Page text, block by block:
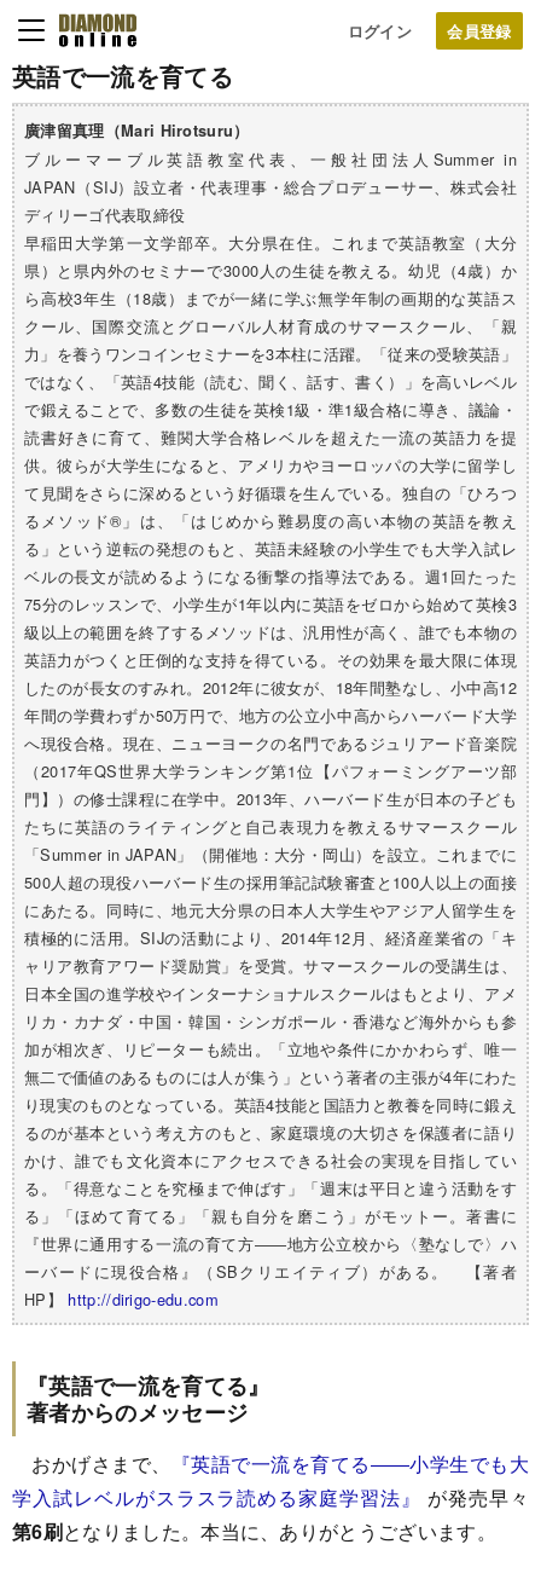
ログイン
英語で一流を育てる
廣津留真理（Mari Hirotsuru）
ブルーマーブル英語教室代表、一般社団法人Summer in
JAPAN（SIJ）設立者・代表理事・総合プロデューサー、株式会社
ディリーゴ代表取締役
早稲田大学第一文学部卒。大分県在住。これまで英語教室（大分
県）と県内外のセミナーで3000人の生徒を教える。幼児（4歳）か
ら高校3年生（18歳）までが一緒に学ぶ無学年制の画期的な英語ス
クール、国際交流とグローバル人材育成のサマースクール、「親
力」を養うワンコインセミナーを3本柱に活躍。「従来の受験英語」
ではなく、「英語4技能（読む、聞く、話す、書く）」を高いレベル
で鍛えることで、多数の生徒を英検1級・準1級合格に導き、議論・
読書好きに育て、難関大学合格レベルを超えた一流の英語力を提
供。彼らが大学生になると、アメリカやヨーロッパの大学に留学し
て見聞をさらに深めるという好循環を生んでいる。独自の「ひろつ
るメソッド®」は、「はじめから難易度の高い本物の英語を教え
る」という逆転の発想のもと、英語未経験の小学生でも大学入試レ
ベルの長文が読めるようになる衝撃の指導法である。週1回たった
75分のレッスンで、小学生が1年以内に英語をゼロから始めて英検3
級以上の範囲を終了するメソッドは、汎用性が高く、誰でも本物の
英語力がつくと圧倒的な支持を得ている。その効果を最大限に体現
したのが長女のすみれ。2012年に彼女が、18年間塾なし、小中高12
年間の学費わずか50万円で、地方の公立小中高からハーバード大学
へ現役合格。現在、ニューヨークの名門であるジュリアード音楽院
（2017年QS世界大学ランキング第1位【パフォーミングアーツ部
門】）の修士課程に在学中。2013年、ハーバード生が日本の子ども
たちに英語のライティングと自己表現力を教えるサマースクール
「Summer in JAPAN」（開催地：大分・岡山）を設立。これまでに
500人超の現役ハーバード生の採用筆記試験審査と100人以上の面接
にあたる。同時に、地元大分県の日本人大学生やアジア人留学生を
積極的に活用。SIJの活動により、2014年12月、経済産業省の「キ
ャリア教育アワード奨励賞」を受賞。サマースクールの受講生は、
日本全国の進学校やインターナショナルスクールはもとより、アメ
リカ・カナダ・中国・韓国・シンガポール・香港など海外からも参
加が相次ぎ、リピーターも続出。「立地や条件にかかわらず、唯一
無二で価値のあるものには人が集う」という著者の主張が4年にわた
り現実のものとなっている。英語4技能と国語力と教養を同時に鍛え
るのが基本という考え方のもと、家庭環境の大切さを保護者に語り
かけ、誰でも文化資本にアクセスできる社会の実現を目指してい
る。「得意なことを究極まで伸ばす」「週末は平日と違う活動をす
る」「ほめて育てる」「親も自分を磨こう」がモットー。著書に
『世界に通用する一流の育て方――地方公立校から〈塾なしで〉ハ
ーバードに現役合格』（SBクリエイティブ）がある。 【著者
HP】
http://dirigo-edu.com
『英語で一流を育てる』
著者からのメッセージ
おかげさまで、
『英語で一流を育てる――小学生でも大
学入試レベルがスラスラ読める家庭学習法』
が発売早々
第6刷となりました。本当に、ありがとうございます。